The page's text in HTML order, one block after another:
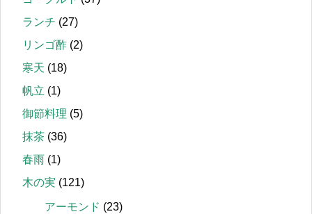
ランチ (27)
リンゴ酢 (2)
寒天 (18)
帆立 (1)
御節料理 (5)
抹茶 (36)
春雨 (1)
木の実 (121)
アーモンド (23)